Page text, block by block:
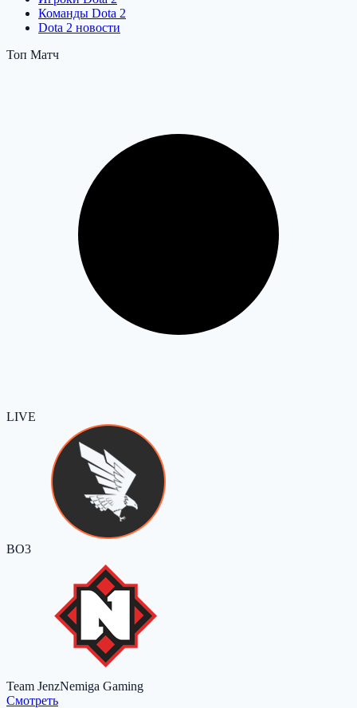
Команды Dota 2
Dota 2 новости
Топ Матч
LIVE
BO3
Team JenzNemiga Gaming
Cмотреть